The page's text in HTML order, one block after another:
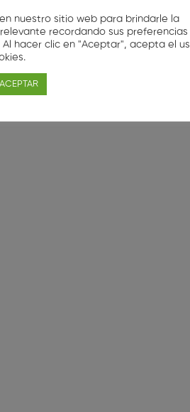
nuestro sitio web para brindarle la
recordando sus preferencias
hacer clic en "Aceptar", acepta el
ACEPTAR